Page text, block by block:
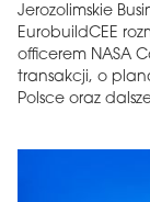
Jerozolimskie
EurobuildCEE
officerem NASA
transakcji, o
Polsce oraz